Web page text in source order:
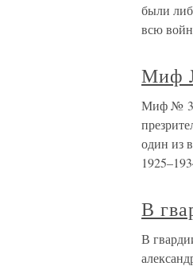
были
всю
Миф
Миф № 3
один из
В
В